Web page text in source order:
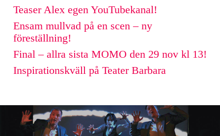
Teaser Alex egen YouTubekanal!
Ensam mullvad på en scen – ny
föreställning!
Final – allra sista MOMO den 29 nov kl 13!
Inspirationskväll på Teater Barbara